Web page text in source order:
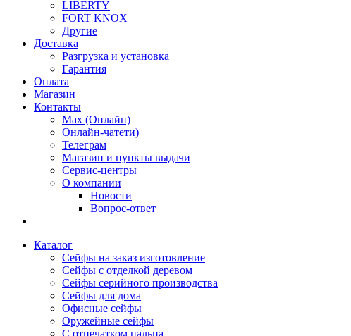
LIBERTY
FORT KNOX
Другие
Доставка
Разгрузка и установка
Гарантия
Оплата
Магазин
Контакты
Max (Онлайн)
Онлайн-чатети)
Телеграм
Магазин и пункты выдачи
Сервис-центры
О компании
Новости
Вопрос-ответ
Каталог
Сейфы на заказ изготовление
Сейфы с отделкой деревом
Сейфы серийного производства
Сейфы для дома
Офисные сейфы
Оружейные сейфы
С отпечатком пальца